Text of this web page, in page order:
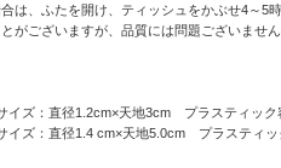
は、ふたを開け、ティッシュをかぶせ4～5
がございますが、品質には問題ございませ
ズ：直径1.2cm×天地3cm プラスティック
ズ：直径1.4 cm×天地5.0cm プラスティッ